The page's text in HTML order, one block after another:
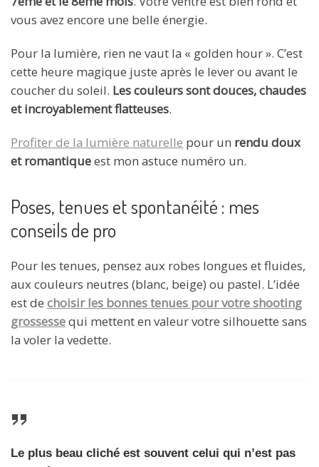
vous avez encore une belle énergie.
Pour la lumière, rien ne vaut la « golden hour ». C’est
cette heure magique juste après le lever ou avant le
coucher du soleil. Les couleurs sont douces, chaudes
et incroyablement flatteuses.
Profiter de la lumière naturelle pour un rendu doux
et romantiqueest mon astuce numéro un.
Poses, tenues et spontanéité : mes
conseils de pro
Pour les tenues, pensez aux robes longues et fluides,
aux couleurs neutres (blanc, beige) ou pastel. L’idée
est de choisir les bonnes tenues pour votre shooting
grossessequi mettent en valeur votre silhouette sans
la voler la vedette.
Le plus beau cliché est souvent celui qui n’est pas